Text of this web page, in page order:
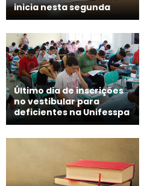
inicia nesta segunda
Último dia de inscrições
no vestibular para
deficientes na Unifesspa